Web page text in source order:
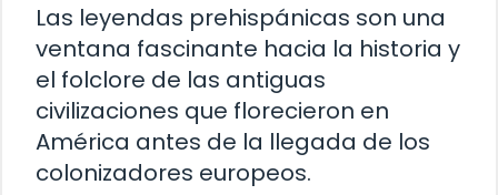
Las leyendas prehispánicas son una
ventana fascinante hacia la historia y
el folclore de las antiguas
civilizaciones que florecieron en
América antes de la llegada de los
colonizadores europeos.